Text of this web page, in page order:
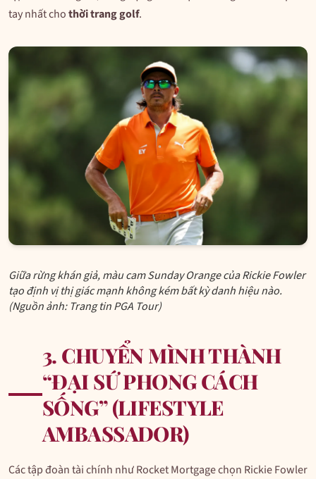
tay nhất chothời trang golf.
Giữa rừng khán giả, màu cam Sunday Orange của Rickie Fowler
tạo định vị thị giác mạnh không kém bất kỳ danh hiệu nào.
(Nguồn ảnh: Trang tin PGA Tour)
3. CHUYỂN MÌNH THÀNH
“ĐẠI SỨ PHONG CÁCH
SỐNG” (LIFESTYLE
AMBASSADOR)
Các tập đoàn tài chính như Rocket Mortgage chọn Rickie Fowler